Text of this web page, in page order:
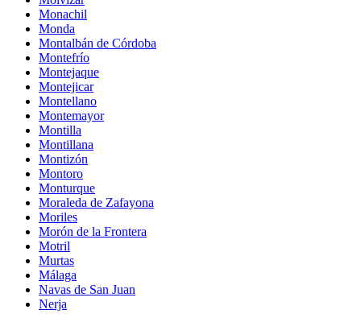
Monachil
Monda
Montalbán de Córdoba
Montefrío
Montejaque
Montejicar
Montellano
Montemayor
Montilla
Montillana
Montizón
Montoro
Monturque
Moraleda de Zafayona
Moriles
Morón de la Frontera
Motril
Murtas
Málaga
Navas de San Juan
Nerja